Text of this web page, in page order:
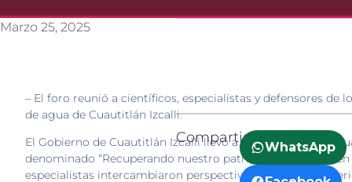
Marzo 25, 2025
– El foro reunió a científicos, especialistas y defensores de
de agua de Cuautitlán Izcalli.
El Gobierno de Cuautitlán Izcalli llevó a cabo el foro del
denominado “Recuperando nuestro patrimonio hídrico”, en
especialistas intercambiaron perspectivas, estudios y
Compartir:
WhatsApp